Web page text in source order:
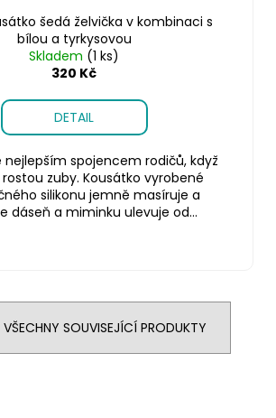
šedá želvička v kombinaci s
bílou a tyrkysovou
Skladem (1 ks)
320 Kč
DETAIL
nejlepším spojencem rodičů, když
zuby. Kousátko vyrobené
silikonu jemně masíruje a
dáseň a miminku ulevuje od...
SOUVISEJÍCÍ PRODUKTY